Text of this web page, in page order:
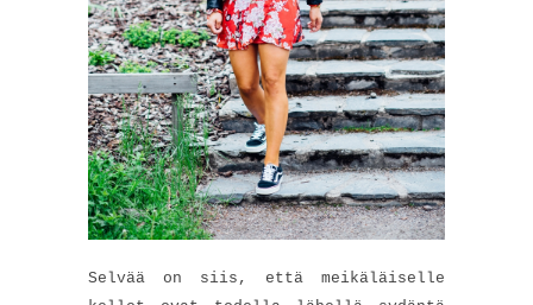
Selvää on siis, että meikäläiselle